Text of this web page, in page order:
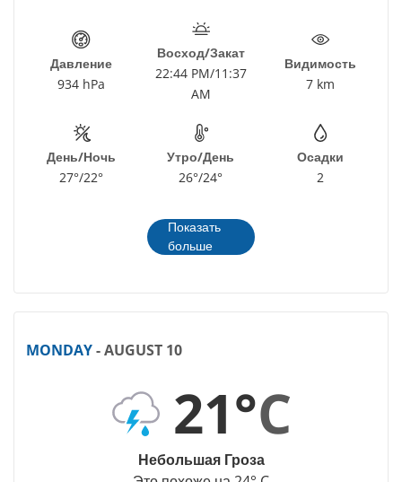
Давление
934 hPa
Восход/Закат
22:44 PM/11:37
AM
Видимость
7 km
День/Ночь
27°/22°
Утро/День
26°/24°
Осадки
2
Показать
больше
MONDAY- AUGUST 10
21°C
Небольшая Гроза